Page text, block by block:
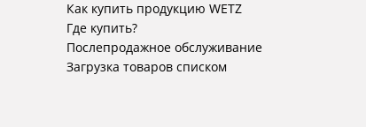
Как купить продукцию WETZ
Где купить?
Послепродажное обслуживание
Загрузка товаров списком